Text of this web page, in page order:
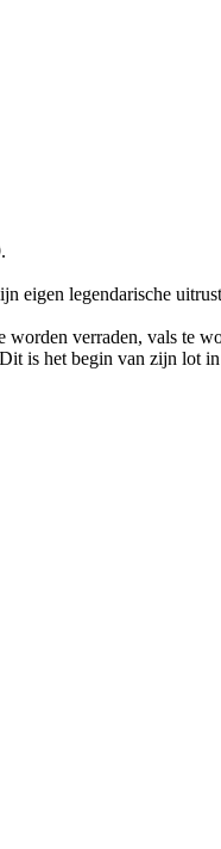
eigen legendarische
verraden, vals te
is het begin van zijn lot